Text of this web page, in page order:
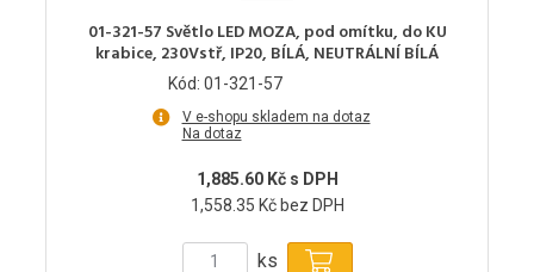
01-321-57 Světlo LED MOZA, pod omítku, do KU
krabice, 230Vstř, IP20, BÍLÁ, NEUTRÁLNÍ BÍLÁ
Kód: 01-321-57
V e-shopu skladem na dotaz
Na dotaz
1,885.60 Kč s DPH
1,558.35 Kč bez DPH
ks